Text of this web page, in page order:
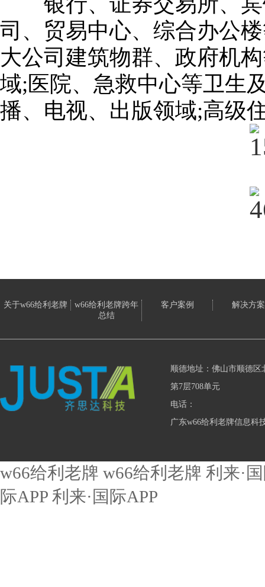
司、贸易中心、综合办公
大公司建筑物群、政府机
域;医院、急救中心等卫生
播、电视、出版领域;高级
关于w66给利老牌
w66给利老牌跨年
总结
客户案例 解决方案
顺德地址：佛山市顺德
第7层708单元
电话：
广东w66给利老牌信息科
w66给利老牌 w66给利老牌 利来·
际APP 利来·国际APP